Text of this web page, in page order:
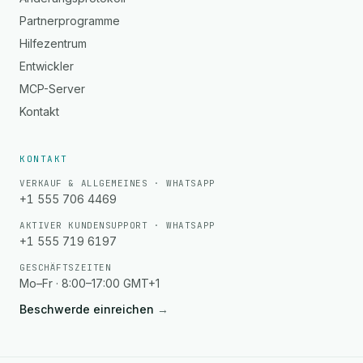
Partnerprogramme
Hilfezentrum
Entwickler
MCP-Server
Kontakt
KONTAKT
VERKAUF & ALLGEMEINES · WHATSAPP
+1 555 706 4469
AKTIVER KUNDENSUPPORT · WHATSAPP
+1 555 719 6197
GESCHÄFTSZEITEN
Mo–Fr · 8:00–17:00 GMT+1
Beschwerde einreichen →